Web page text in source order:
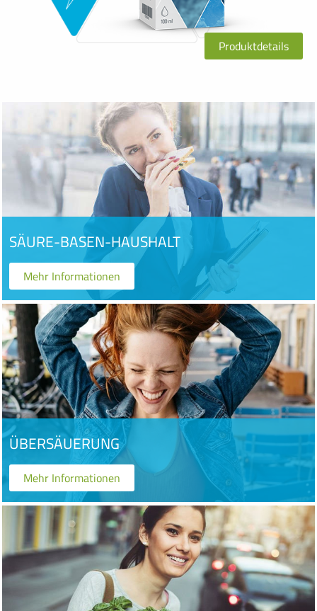
Produktdetails
SÄURE-BASEN-HAUSHALT
Mehr Informationen
ÜBERSÄUERUNG
Mehr Informationen